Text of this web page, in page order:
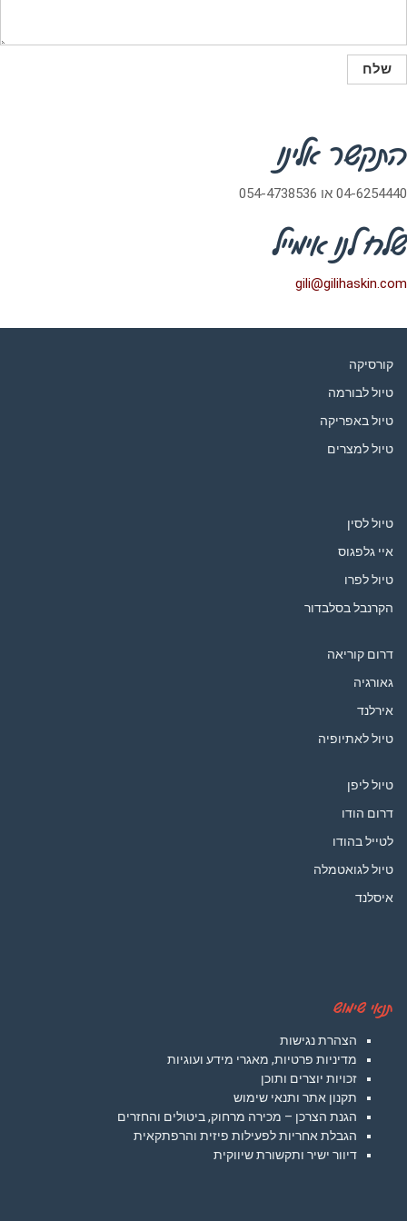
התקשר אלינו
04-6254440 או 054-4738536
שלח לנו אימייל
gili@gilihaskin.com
קורסיקה
טיול לבורמה
טיול באפריקה
טיול למצרים
טיול לסין
איי גלפגוס
טיול לפרו
הקרנבל בסלבדור
דרום קוריאה
גאורגיה
אירלנד
טיול לאתיופיה
טיול ליפן
דרום הודו
לטייל בהודו
טיול לגואטמלה
איסלנד
תנאי שימוש
הצהרת נגישות
מדיניות פרטיות, מאגרי מידע ועוגיות
זכויות יוצרים ותוכן
תקנון אתר ותנאי שימוש
הגנת הצרכן – מכירה מרחוק, ביטולים והחזרים
הגבלת אחריות לפעילות פיזית והרפתקאית
דיוור ישיר ותקשורת שיווקית